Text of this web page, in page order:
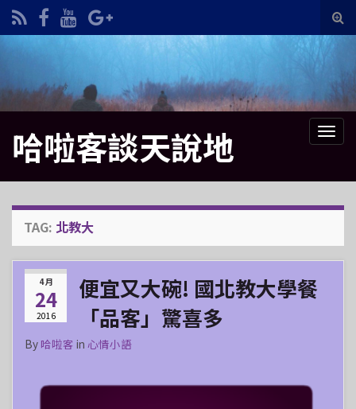
Search for:
哈啦客談天說地
TAG: 北教大
4 月
24
2016
便宜又大碗! 國北教大學餐
「品客」驚喜多
By 哈啦客 in 心情小語